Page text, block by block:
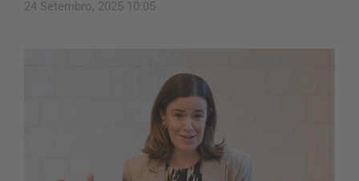
24 Setembro, 2025 10:05